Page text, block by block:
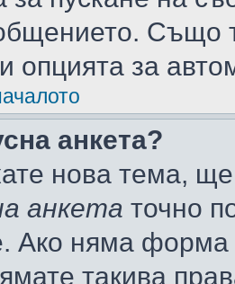
Също
опцията за
анкета?
нова тема,
анкета точно
Ако няма форма
такива